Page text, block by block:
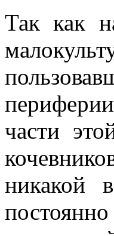
Так как
части
никакой